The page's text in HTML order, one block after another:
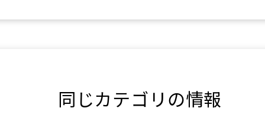
同じカテゴリの情報